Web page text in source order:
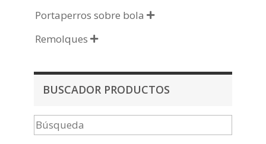
Portaperros sobre bola 
Remolques 
BUSCADOR PRODUCTOS